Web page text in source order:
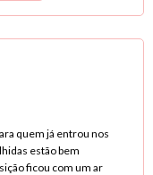
quem já entrou nos
estão bem
ficou com um ar